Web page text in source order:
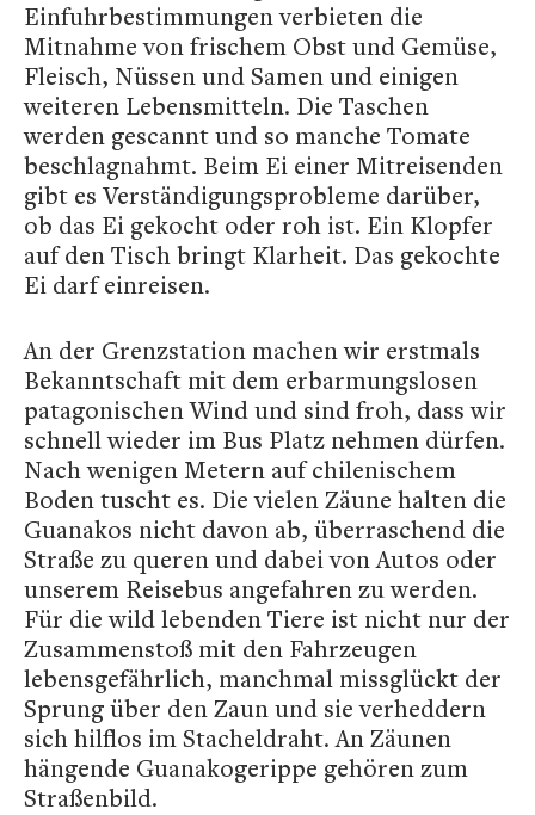
Einfuhrbestimmungen verbieten die
Mitnahme von frischem Obst und Gemüse,
Fleisch, Nüssen und Samen und einigen
weiteren Lebensmitteln. Die Taschen
werden gescannt und so manche Tomate
beschlagnahmt. Beim Ei einer Mitreisenden
gibt es Verständigungsprobleme darüber,
ob das Ei gekocht oder roh ist. Ein Klopfer
auf den Tisch bringt Klarheit. Das gekochte
Ei darf einreisen.
An der Grenzstation machen wir erstmals
Bekanntschaft mit dem erbarmungslosen
patagonischen Wind und sind froh, dass wir
schnell wieder im Bus Platz nehmen dürfen.
Nach wenigen Metern auf chilenischem
Boden tuscht es. Die vielen Zäune halten die
Guanakos nicht davon ab, überraschend die
Straße zu queren und dabei von Autos oder
unserem Reisebus angefahren zu werden.
Für die wild lebenden Tiere ist nicht nur der
Zusammenstoß mit den Fahrzeugen
lebensgefährlich, manchmal missglückt der
Sprung über den Zaun und sie verheddern
sich hilflos im Stacheldraht. An Zäunen
hängende Guanakogerippe gehören zum
Straßenbild.